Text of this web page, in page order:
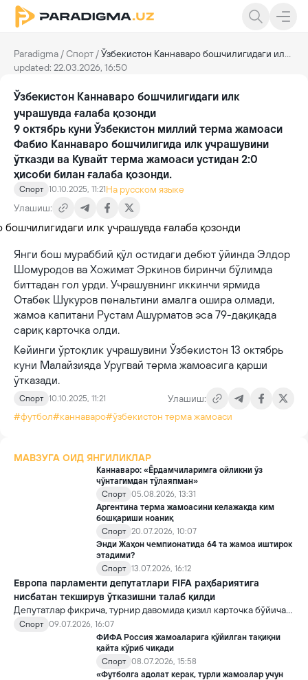
Paradigma /Спорт /Ўзбекистон Каннаваро бошчилигидаги илк учрашувда ғалаба қозонди
updated: 22.03.2026, 16:50
Ўзбекистон Каннаваро бошчилигидаги илк
учрашувда ғалаба қозонди
9 октябрь куни Ўзбекистон миллий терма жамоаси
Фабио Каннаваро бошчилигида илк учрашувини
ўтказди ва Кувайт терма жамоаси устидан 2:0
ҳисоби билан ғалаба қозонди.
Спорт 10.10.2025, 11:21 На русском языке
Улашиш:
Янги бош мураббий қўл остидаги дебют ўйинда Элдор
Шомуродов ва Хожимат Эркинов биринчи бўлимда
биттадан гол урди. Учрашувнинг иккинчи ярмида
Отабек Шукуров пенальтини амалга ошира олмади,
жамоа капитани Рустам Ашурматов эса 79-дақиқада
сариқ карточка олди.
Кейинги ўртоқлик учрашувини Ўзбекистон 13 октябрь
куни Малайзияда Уругвай терма жамоасига қарши
ўтказади.
Спорт 10.10.2025, 11:21
Улашиш:
#футбол#каннаваро#ўзбекистон терма жамоаси
МАВЗУГА ОИД ЯНГИЛИКЛАР
Каннаваро: «Ёрдамчиларимга ойликни ўз
чўнтагимдан тўлаяпман»
Спорт 05.08.2026, 13:31
Аргентина терма жамоасини келажакда ким
бошқариши ноаниқ
Спорт 20.07.2026, 10:07
Энди Жаҳон чемпионатида 64 та жамоа иштирок
этадими?
Спорт 13.07.2026, 16:12
Европа парламенти депутатлари FIFA раҳбариятига
нисбатан текширув ўтказишни талаб қилди
Депутатлар фикрича, турнир давомида қизил карточка бўйича
қоидани ўзгартириш қарори Трампнинг Инфантино билан
телефон мулоқотидан сўнг қабул қилинган.
Спорт 09.07.2026, 16:07
ФИФА Россия жамоаларига қўйилган тақиқни
қайта кўриб чиқади
Спорт 08.07.2026, 15:58
«Футболга адолат керак, турли жамоалар учун